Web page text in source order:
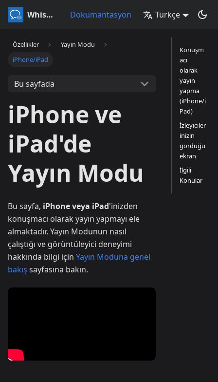
Whisperr Dokümantasyon Türkçe
Özellikler
Yayın Modu
iPhone/iPad
Bu sayfada
iPhone ve
iPad'de
Yayın Modu
Bu sayfa, iPhone veya iPad'inizden
konuşmacı olarak yayın yapmayı ele
almaktadır. Yayın Modunun nasıl
çalıştığı ve görüntüleyici deneyimi
hakkında bilgi için Yayın Moduna genel
bakış sayfasına bakın.
Konuşm
acı
olarak
yayın
yapma
(iPhone/i
Pad)
İzleyiciler
inizin
gördüğü
ekran
İlgili
Konular